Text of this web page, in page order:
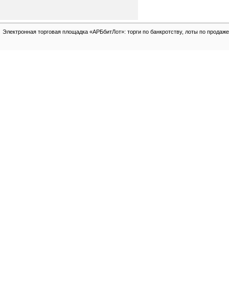
Электронная торговая площадка «АРБбитЛот»: торги по банкротству, лоты по